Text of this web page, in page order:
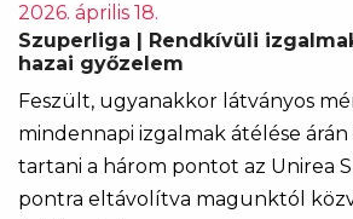
2026. április 18.
Szuperliga | Rendkívüli
hazai győzelem
Feszült, ugyanakkor látványos
mindennapi izgalmak átélése
tartani a három pontot az Unirea
pontra eltávolítva magunktól